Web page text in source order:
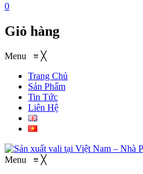
0
Giỏ hàng
Menu ≡ ╳
Trang Chủ
Sản Phẩm
Tin Tức
Liên Hệ
Menu ≡ ╳